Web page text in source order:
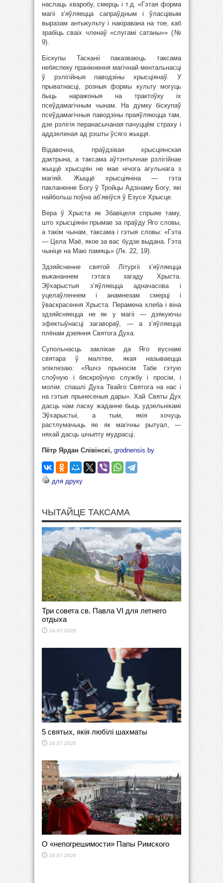
наслаць хваробу, смерць і т.д. «Гэтая форма
магіі з’яўляецца сапраўдным і ўласцівым
выразам антыкульту і накіравана на тое, каб
зрабіць сваіх членаў «слугамі сатаны»» (№
9).
Біскупы Тасканіі паказваюць таксама
небяспеку пранікнення магічнай ментальнасці
ў рэлігійныя паводзіны хрысціянаў. У
прыватнасці, розныя формы культу могуць
быць наражоныя на трактоўку іх
псеўдамагічным чынам. На думку біскупаў
псеўдамагічныя паводзіны праяўляюцца там,
дзе рэлігія перанасычаная пачуццём страху і
аддзеленая ад рэшты ўсяго жыцця.
Відавочна, праўдзівая хрысціянская
дактрына, а таксама аўтэнтычнае рэлігійнае
жыццё хрысціян не мае нічога агульнага з
магіяй. Жыццё хрысціяніна — гэта
пакланенне Богу ў Тройцы Адзінаму Богу, які
найбольш поўна аб’явіўся ў Езусе Хрысце.
Вера ў Хрыста як Збавіцеля спрыяе таму,
што хрысціянін прымае за праўду Яго словы,
а такім чынам, таксама і гэтыя словы: «Гэта
— Цела Маё, якое за вас будзе выдана. Гэта
чыніце на Маю памяць» (Лк. 22, 19).
Здзяйсненне святой Літургіі з’яўляецца
выкананнем гэтага загаду Хрыста.
Эўхарыстыя з’яўляецца адначасова і
уцелаўленнем і анамнезам смерці і
ўваскрасення Хрыста. Перамена хлеба і віна
здзяйсняецца не як у магіі — дзякуючы
эфектыўнасці загавораў, — а з’яўляецца
плёнам дзеяння Святога Духа.
Супольнасць заклікае да Яго вуснамі
святара ў малітве, якая называецца
эпіклезаю: «Яшчэ прыносім Табе гэтую
слоўную і бяскроўную службу і просім, і
молім: спашлі Духа Твайго Святога на нас і
на гэтыя прынесеныя дары». Хай Святы Дух
дасць нам ласку жаданне быць удзельнікамі
Эўхарыстыі, а тым, якія хочуць
растлумачыць яе як магічны рытуал, —
няхай дасць шчыпту мудрасці.
Пётр Ярдан Слівінскі, grodnensis.by
для друку
ЧЫТАЙЦЕ ТАКСАМА
Три совета св. Павла VI для летнего
отдыха
24.07.2026
5 святых, якія любілі шахматы
20.07.2026
О «непогрешимости» Папы Римского
18.07.2026